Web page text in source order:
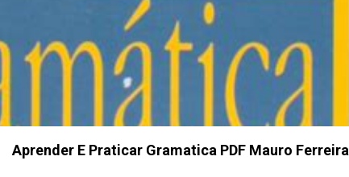
Aprender E Praticar Gramatica PDF Mauro Ferreira